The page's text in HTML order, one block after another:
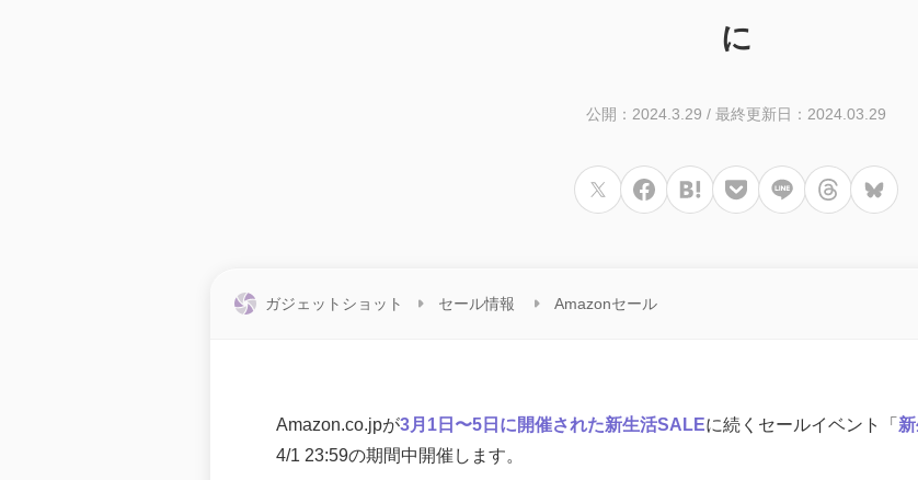
に
公開：2024.3.29 / 最終更新日：2024.03.29
ガジェットショット セール情報 Amazonセール
Amazon.co.jpが3月1日〜5日に開催された新生活SALEに続くセールイベント「
4/1 23:59の期間中開催します。